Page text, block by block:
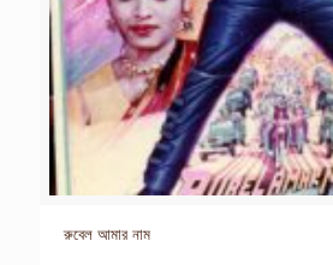
রুবেল আমার নাম